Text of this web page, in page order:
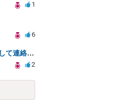
1
6
警察から口座作りの詐欺罪として連絡が来ました。
2